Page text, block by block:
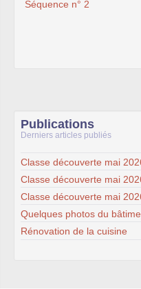
Séquence n° 2
Publications
Derniers articles publiés
Classe découverte mai
Classe découverte mai
Classe découverte mai
Quelques photos du
Rénovation de la cuisine